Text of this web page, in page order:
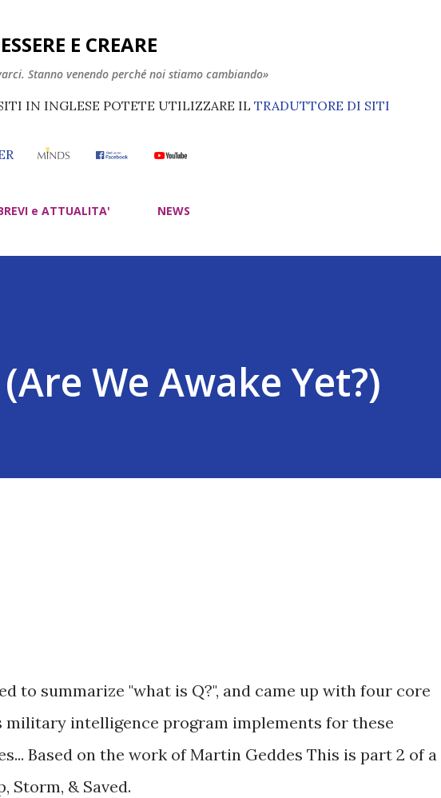
E CREARE
Stanno venendo perché noi stiamo cambiando»
IN INGLESE POTETE UTILIZZARE IL TRADUTTORE DI SITI
e ATTUALITA' NEWS
We Awake Yet?)
to summarize "what is Q?", and came up with four core
intelligence program implements for these
Based on the work of Martin Geddes This is part 2 of a
Storm, & Saved.